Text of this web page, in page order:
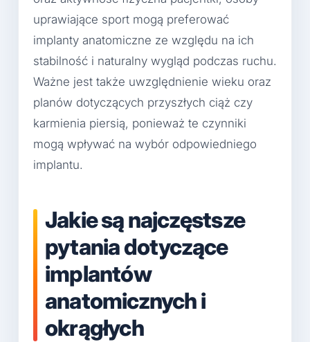
uprawiające sport mogą preferować
implanty anatomiczne ze względu na ich
stabilność i naturalny wygląd podczas ruchu.
Ważne jest także uwzględnienie wieku oraz
planów dotyczących przyszłych ciąż czy
karmienia piersią, ponieważ te czynniki
mogą wpływać na wybór odpowiedniego
implantu.
Jakie są najczęstsze
pytania dotyczące
implantów
anatomicznych i
okrągłych